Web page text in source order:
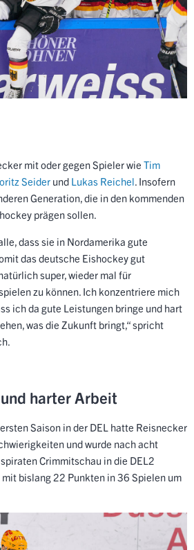
mit oder gegen Spieler wie Tim
Seider und Lukas Reichel . Insofern
Generation, die in den kommenden
prägen sollen.
dass sie in Nordamerika gute
das deutsche Eishockey gut
super, wieder mal für
zu können. Ich konzentriere mich
ich da gute Leistungen bringe und hart
was die Zukunft bringt,“ spricht
harter Arbeit
Saison in der DEL hatte Reisnecker
und wurde nach acht
Crimmitschau in die DEL2
bislang 22 Punkten in 36 Spielen um